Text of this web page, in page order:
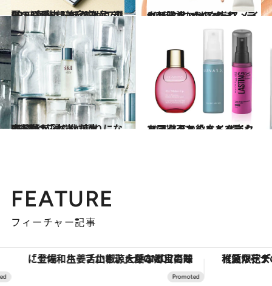
2020.8.11
CREA編集部美容班がこの夏、溺愛中♡ デニムカラーのパレットほか逸品7選
ビューティ＆ヘルス 2020.8.8
with コロナのベースメイク新常識 メイク崩れ、テカリ防止にはこれ！
ビューティ＆ヘルス
2017.3.7
齋藤薫が選ぶ化粧水BEST12「本当に頼りになる1本はこれ！」
ビューティ＆ヘルス 2020.7.22
マスク下でのメイク崩れを回避！お役立ちメイクフィックスミスト3選
ビューティ＆ヘルス
FEATURE
フィーチャー記事
「土佐和ハーブかき氷」がOMO7高知に登場！生姜、山椒、大葉など目にも舌にも涼を呼ぶ郷土の味 【夏限定ディナーコース】旬を